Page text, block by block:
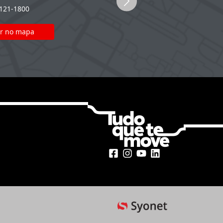
1800
no mapa
(51) 2121-1800